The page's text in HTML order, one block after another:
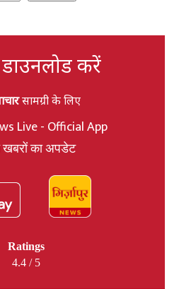
करें
सामग्री के लिए
Live - Official App
का अपडेट
Ratings
4.4 / 5